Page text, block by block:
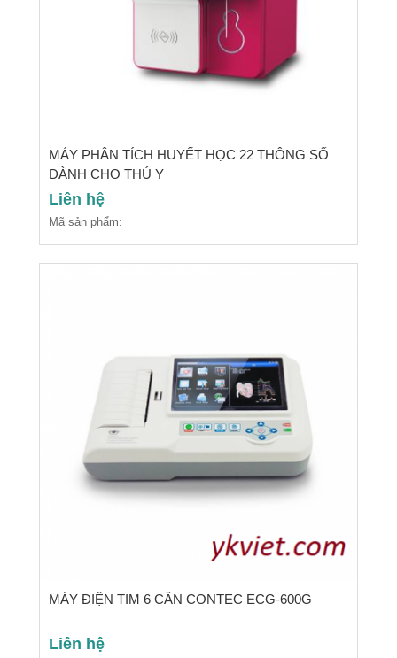
MÁY PHÂN TÍCH HUYẾT HỌC 22 THÔNG SỐ
DÀNH CHO THÚ Y
Liên hệ
Mã sản phẩm:
MÁY ĐIỆN TIM 6 CẦN CONTEC ECG-600G
Liên hệ